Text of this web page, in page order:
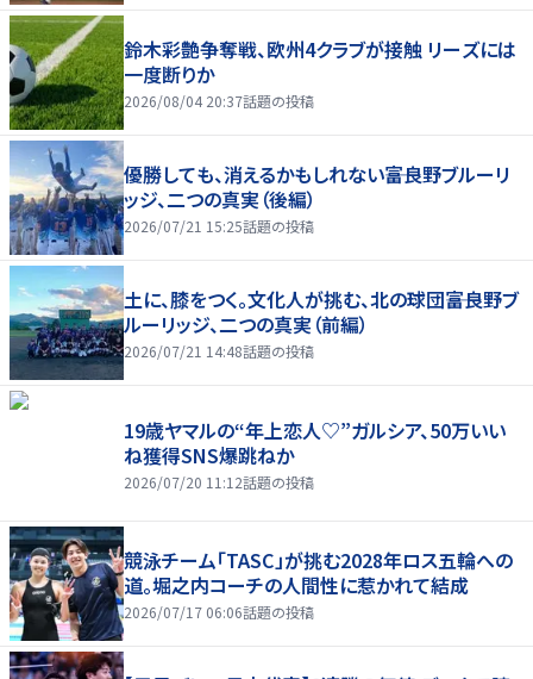
鈴木彩艶争奪戦、欧州4クラブが接触 リーズには
一度断りか
2026/08/04 20:37話題の投稿
優勝しても、消えるかもしれない――富良野ブルーリ
ッジ、二つの真実（後編）
2026/07/21 15:25話題の投稿
土に、膝をつく。文化人が挑む、北の球団――富良野ブ
ルーリッジ、二つの真実（前編）
2026/07/21 14:48話題の投稿
19歳ヤマルの“年上恋人♡”ガルシア、50万いい
ね獲得SNS爆跳ねか
2026/07/20 11:12話題の投稿
競泳チーム「TASC」が挑む2028年ロス五輪への
道。堀之内コーチの人間性に惹かれて結成
2026/07/17 06:06話題の投稿